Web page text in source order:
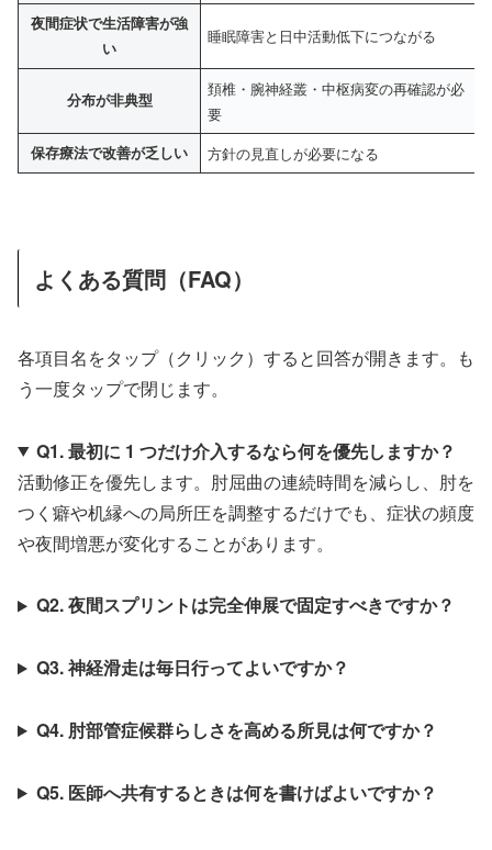
夜間症状で生活障害が強
い
睡眠障害と日中活動低下につながる
分布が非典型
頚椎・腕神経叢・中枢病変の再確認が必
要
保存療法で改善が乏しい 方針の見直しが必要になる
よくある質問（FAQ）
各項目名をタップ（クリック）すると回答が開きます。も
う一度タップで閉じます。
Q1. 最初に 1 つだけ介入するなら何を優先しますか？
活動修正を優先します。肘屈曲の連続時間を減らし、肘を
つく癖や机縁への局所圧を調整するだけでも、症状の頻度
や夜間増悪が変化することがあります。
Q2. 夜間スプリントは完全伸展で固定すべきですか？
Q3. 神経滑走は毎日行ってよいですか？
Q4. 肘部管症候群らしさを高める所見は何ですか？
Q5. 医師へ共有するときは何を書けばよいですか？